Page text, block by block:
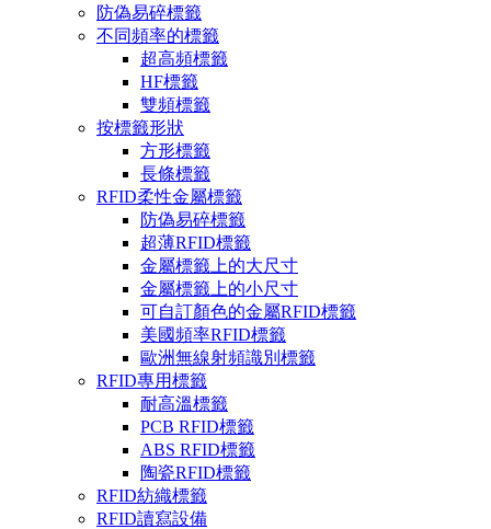
防偽易碎標籤
不同頻率的標籤
超高頻標籤
HF標籤
雙頻標籤
按標籤形狀
方形標籤
長條標籤
RFID柔性金屬標籤
防偽易碎標籤
超薄RFID標籤
金屬標籤上的大尺寸
金屬標籤上的小尺寸
可自訂顏色的金屬RFID標籤
美國頻率RFID標籤
歐洲無線射頻識別標籤
RFID專用標籤
耐高溫標籤
PCB RFID標籤
ABS RFID標籤
陶瓷RFID標籤
RFID紡織標籤
RFID讀寫設備